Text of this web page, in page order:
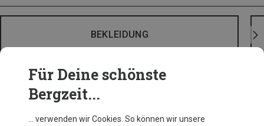
BEKLEIDUNG
Für Deine schönste
Bergzeit...
… verwenden wir Cookies. So können wir unsere